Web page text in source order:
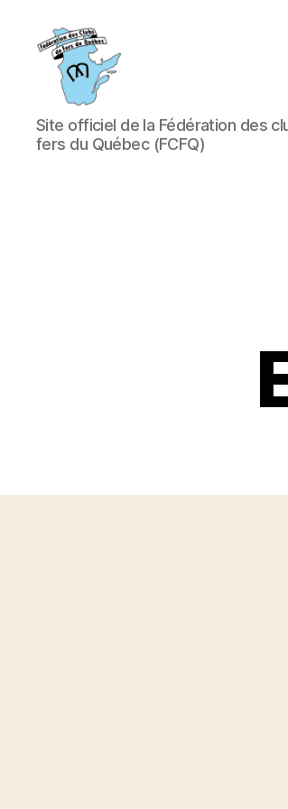
Fédération
des
clubs
Site officiel de la Fédération des
fers du Québec (FCFQ)